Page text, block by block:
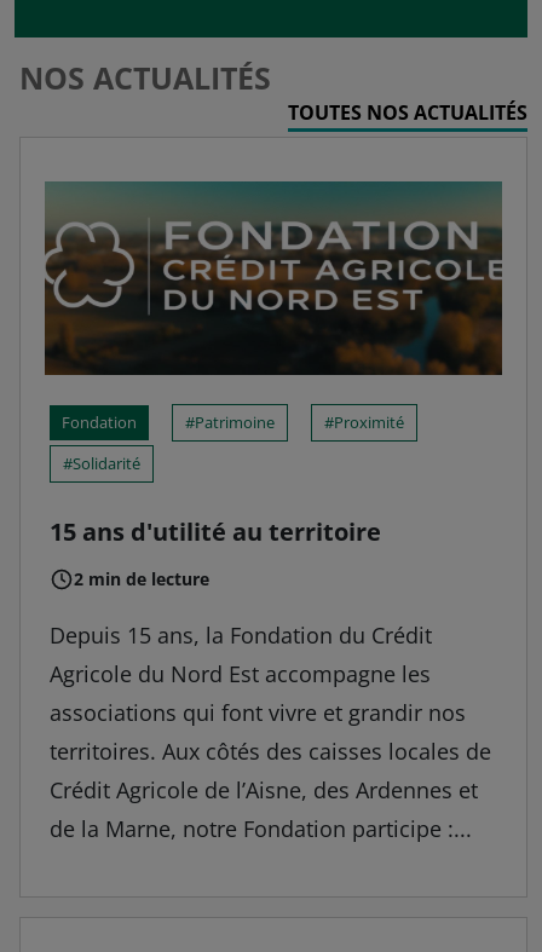
NOS ACTUALITÉS
TOUTES NOS ACTUALITÉS
Fondation Patrimoine
Proximité
Solidarité
15 ans d'utilité au territoire
2 min de lecture
Depuis 15 ans, la Fondation du Crédit
Agricole du Nord Est accompagne les
associations qui font vivre et grandir nos
territoires. Aux côtés des caisses locales de
Crédit Agricole de l’Aisne, des Ardennes et
de la Marne, notre Fondation participe :...